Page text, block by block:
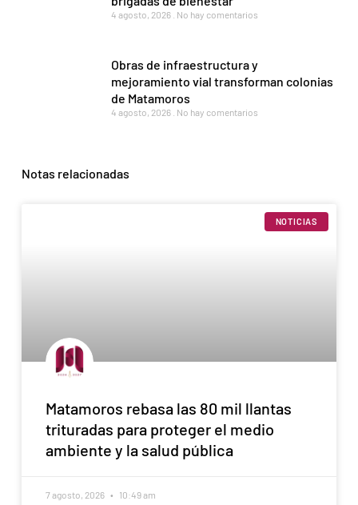
4 agosto, 2026 No hay comentarios
Obras de infraestructura y
mejoramiento vial transforman colonias
de Matamoros
4 agosto, 2026 No hay comentarios
Notas relacionadas
NOTICIAS
Matamoros rebasa las 80 mil llantas
trituradas para proteger el medio
ambiente y la salud pública
7 agosto, 2026 10:49 am